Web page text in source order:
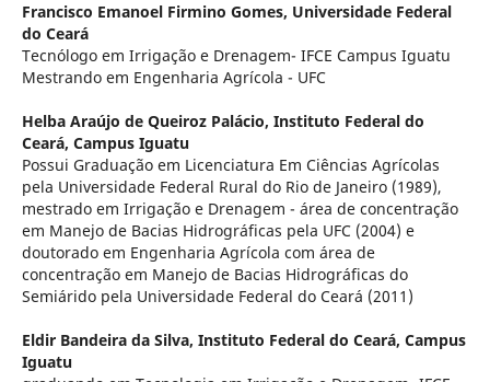
Francisco Emanoel Firmino Gomes, Universidade Federal
do Ceará
Tecnólogo em Irrigação e Drenagem- IFCE Campus Iguatu
Mestrando em Engenharia Agrícola - UFC
Helba Araújo de Queiroz Palácio, Instituto Federal do
Ceará, Campus Iguatu
Possui Graduação em Licenciatura Em Ciências Agrícolas
pela Universidade Federal Rural do Rio de Janeiro (1989),
mestrado em Irrigação e Drenagem - área de concentração
em Manejo de Bacias Hidrográficas pela UFC (2004) e
doutorado em Engenharia Agrícola com área de
concentração em Manejo de Bacias Hidrográficas do
Semiárido pela Universidade Federal do Ceará (2011)
Eldir Bandeira da Silva, Instituto Federal do Ceará, Campus
Iguatu